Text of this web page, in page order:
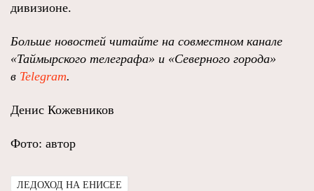
дивизионе.
Больше новостей читайте на совместном канале
«Таймырского телеграфа» и «Северного города»
в Telegram.
Денис Кожевников
Фото: автор
ЛЕДОХОД НА ЕНИСЕЕ